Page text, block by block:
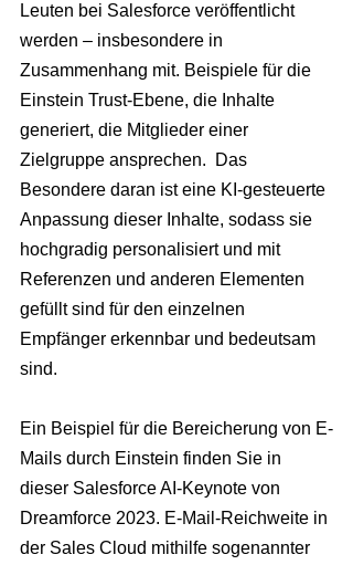
Leuten bei Salesforce veröffentlicht
werden – insbesondere in
Zusammenhang mit. Beispiele für die
Einstein Trust-Ebene, die Inhalte
generiert, die Mitglieder einer
Zielgruppe ansprechen.  Das
Besondere daran ist eine KI-gesteuerte
Anpassung dieser Inhalte, sodass sie
hochgradig personalisiert und mit
Referenzen und anderen Elementen
gefüllt sind für den einzelnen
Empfänger erkennbar und bedeutsam
sind.
Ein Beispiel für die Bereicherung von E-
Mails durch Einstein finden Sie in
dieser Salesforce AI-Keynote von
Dreamforce 2023. E-Mail-Reichweite in
der Sales Cloud mithilfe sogenannter